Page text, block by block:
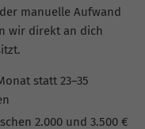
manuelle Aufwand
wir direkt an dich
statt 23–35
2.000 und 3.500 €